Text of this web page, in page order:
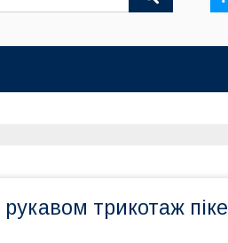
трикотаж піке